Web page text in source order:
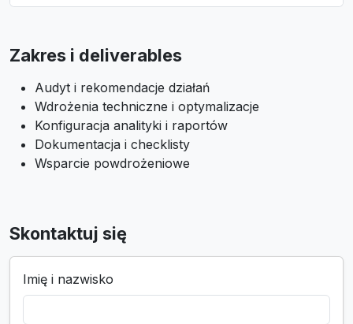
Zakres i deliverables
Audyt i rekomendacje działań
Wdrożenia techniczne i optymalizacje
Konfiguracja analityki i raportów
Dokumentacja i checklisty
Wsparcie powdrożeniowe
Skontaktuj się
Imię i nazwisko